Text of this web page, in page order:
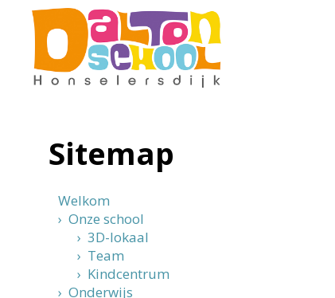
Sitemap
Welkom
› Onze school
› 3D-lokaal
› Team
› Kindcentrum
› Onderwijs